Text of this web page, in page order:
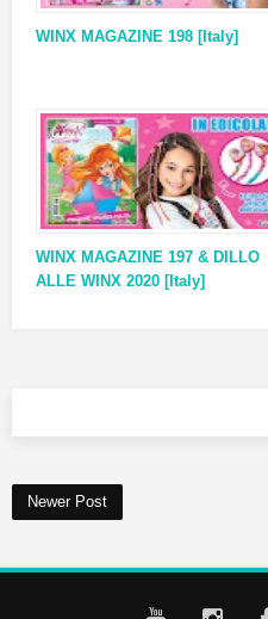
WINX MAGAZINE 198 [Italy]
WINX MAGAZINE 197 & DILLO
ALLE WINX 2020 [Italy]
Newer Post